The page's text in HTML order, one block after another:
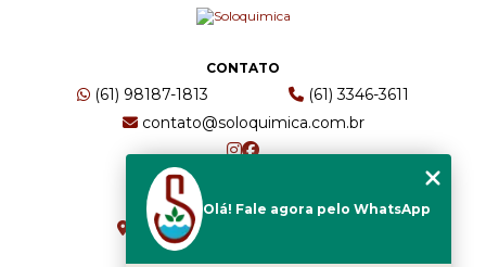
CONTATO
(61) 98187-1813
(61) 3346-3611
contato@soloquimica.com.br
ENDEREÇO
CRS 511 Sul, Bl B, Sl 49 - Asa Sul
Brasília - DF - CEP: 70361-520
Olá! Fale agora pelo WhatsApp